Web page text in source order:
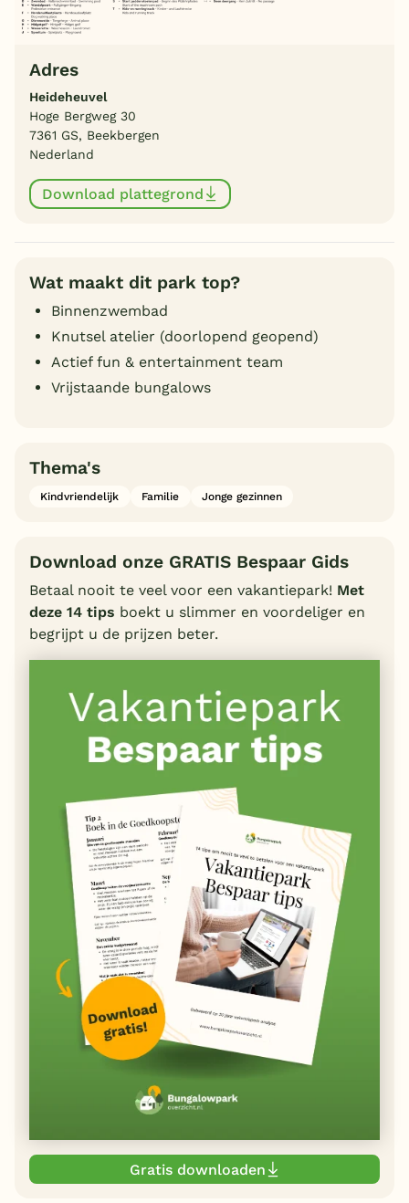
Adres
Heideheuvel
Hoge Bergweg 30
7361 GS, Beekbergen
Nederland
Download plattegrond
Wat maakt dit park top?
Binnenzwembad
Knutsel atelier (doorlopend geopend)
Actief fun & entertainment team
Vrijstaande bungalows
Thema's
Kindvriendelijk Familie Jonge gezinnen
Download onze GRATIS Bespaar Gids
Betaal nooit te veel voor een vakantiepark! Met
deze 14 tips boekt u slimmer en voordeliger en
begrijpt u de prijzen beter.
Gratis downloaden